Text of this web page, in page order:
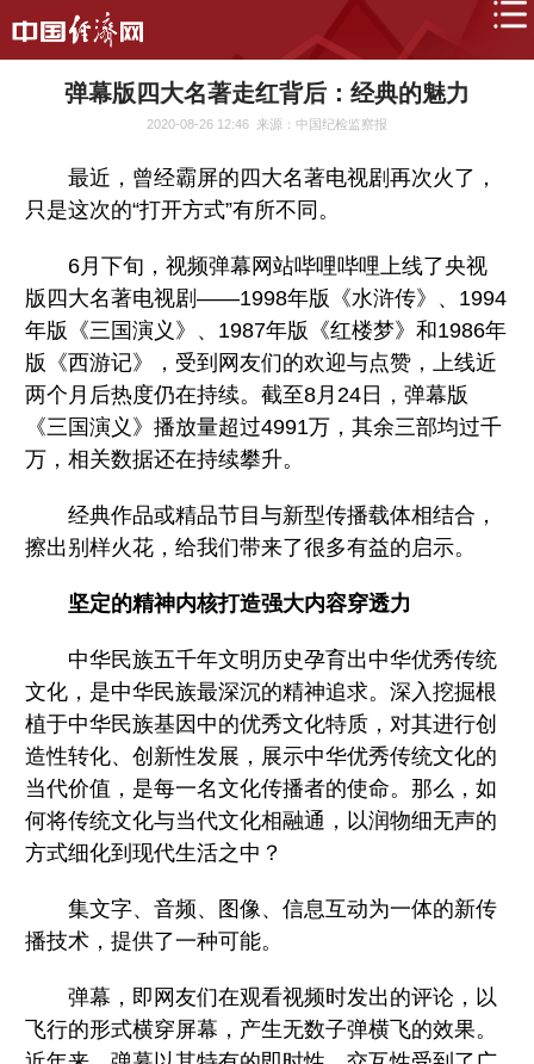
弹幕版四大名著走红背后：经典的魅力
2020-08-26 12:46 来源：中国纪检监察报
最近，曾经霸屏的四大名著电视剧再次火了，
只是这次的“打开方式”有所不同。
6月下旬，视频弹幕网站哔哩哔哩上线了央视
版四大名著电视剧——1998年版《水浒传》、1994
年版《三国演义》、1987年版《红楼梦》和1986年
版《西游记》，受到网友们的欢迎与点赞，上线近
两个月后热度仍在持续。截至8月24日，弹幕版
《三国演义》播放量超过4991万，其余三部均过千
万，相关数据还在持续攀升。
经典作品或精品节目与新型传播载体相结合，
擦出别样火花，给我们带来了很多有益的启示。
坚定的精神内核打造强大内容穿透力
中华民族五千年文明历史孕育出中华优秀传统
文化，是中华民族最深沉的精神追求。深入挖掘根
植于中华民族基因中的优秀文化特质，对其进行创
造性转化、创新性发展，展示中华优秀传统文化的
当代价值，是每一名文化传播者的使命。那么，如
何将传统文化与当代文化相融通，以润物细无声的
方式细化到现代生活之中？
集文字、音频、图像、信息互动为一体的新传
播技术，提供了一种可能。
弹幕，即网友们在观看视频时发出的评论，以
飞行的形式横穿屏幕，产生无数子弹横飞的效果。